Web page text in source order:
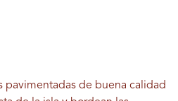
pavimentadas de buena calidad